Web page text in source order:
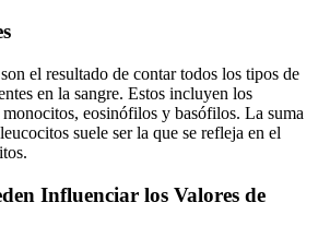
el resultado de contar todos los tipos de
en la sangre. Estos incluyen los
eosinófilos y basófilos. La suma
suele ser la que se refleja en el
Influenciar los Valores de